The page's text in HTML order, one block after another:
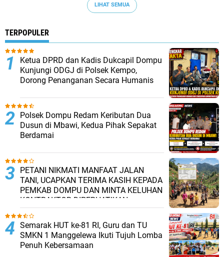
LIHAT SEMUA
TERPOPULER
Ketua DPRD dan Kadis Dukcapil Dompu
Kunjungi ODGJ di Polsek Kempo,
Dorong Penanganan Secara Humanis
Polsek Dompu Redam Keributan Dua
Dusun di Mbawi, Kedua Pihak Sepakat
Berdamai
PETANI NIKMATI MANFAAT JALAN
TANI, UCAPKAN TERIMA KASIH KEPADA
PEMKAB DOMPU DAN MINTA KELUHAN
KONTRAKTOR DIPERHATIKAN.
Semarak HUT ke-81 RI, Guru dan TU
SMKN 1 Manggelewa Ikuti Tujuh Lomba
Penuh Kebersamaan